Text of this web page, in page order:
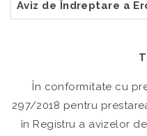
Aviz de Îndreptare a
În conformitate cu
297/2018 pentru
în Registru a avizelor